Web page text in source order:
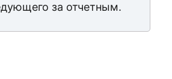
за отчетным.